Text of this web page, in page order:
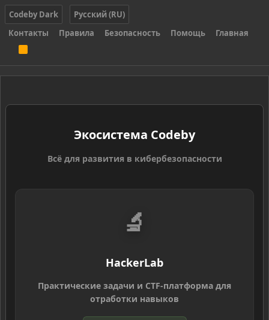
Codeby Dark
Русский (RU)
Контакты
Правила Безопасность Помощь Главная
S
Экосистема Codeby
Всё для развития в кибербезопасности
🔬
HackerLab
Практические задачи и CTF-платформа для
отработки навыков